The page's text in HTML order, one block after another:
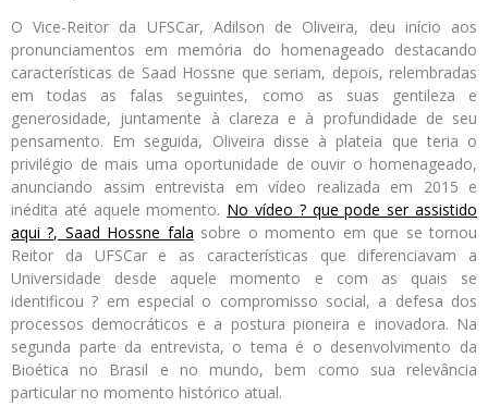
O Vice-Reitor da UFSCar, Adilson de Oliveira, deu início aos
pronunciamentos em memória do homenageado destacando
características de Saad Hossne que seriam, depois, relembradas
em todas as falas seguintes, como as suas gentileza e
generosidade, juntamente à clareza e à profundidade de seu
pensamento. Em seguida, Oliveira disse à plateia que teria o
privilégio de mais uma oportunidade de ouvir o homenageado,
anunciando assim entrevista em vídeo realizada em 2015 e
inédita até aquele momento. No vídeo ? que pode ser assistido
aqui ?, Saad Hossne fala sobre o momento em que se tornou
Reitor da UFSCar e as características que diferenciavam a
Universidade desde aquele momento e com as quais se
identificou ? em especial o compromisso social, a defesa dos
processos democráticos e a postura pioneira e inovadora. Na
segunda parte da entrevista, o tema é o desenvolvimento da
Bioética no Brasil e no mundo, bem como sua relevância
particular no momento histórico atual.